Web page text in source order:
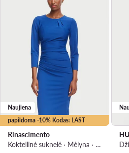
papildoma -10% Kodas: LAST
Naujiena
Rinascimento
Kokteilinė suknelė · Mėlyna · Midi